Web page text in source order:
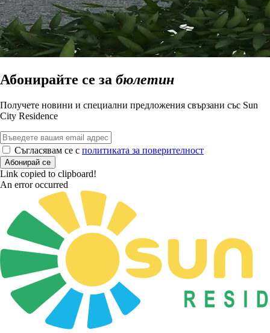
Абонирайте се за бюлетин
Получете новини и специални предложения свързани със Sun
City Residence
Съгласявам се с политиката за поверителност
Абонирай се
Link copied to clipboard!
An error occurred